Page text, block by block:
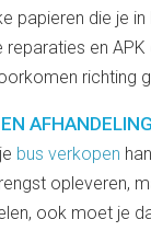
papieren die je
en
richting
bus verkopen
opleveren,
ook moet je